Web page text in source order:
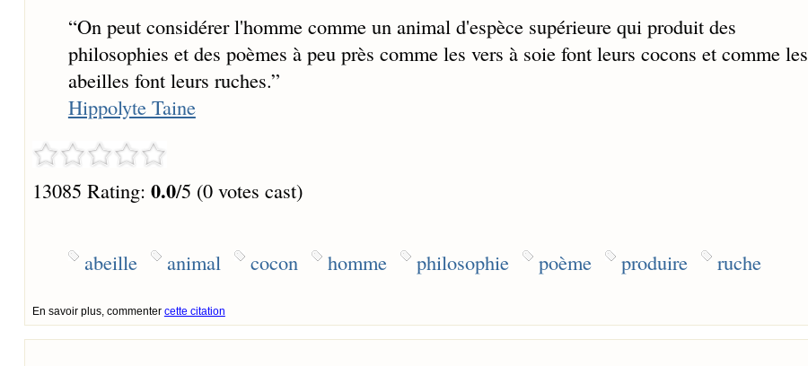
“On peut considérer l'homme comme un animal d'espèce supérieure qui produit des
philosophies et des poèmes à peu près comme les vers à soie font leurs cocons et comme les
abeilles font leurs ruches.”
Hippolyte Taine
13085 Rating: 0.0/5 (0 votes cast)
abeille animal cocon homme philosophie poème produire ruche
En savoir plus, commenter cette citation